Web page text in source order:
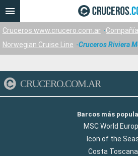
Cruceros www.crucero.com.ar
Norwegian Cruise Line
Cruceros Riviera
CRUCERO.COM.AR
Barcos más
MSC World
Icon of the
Costa Toscana